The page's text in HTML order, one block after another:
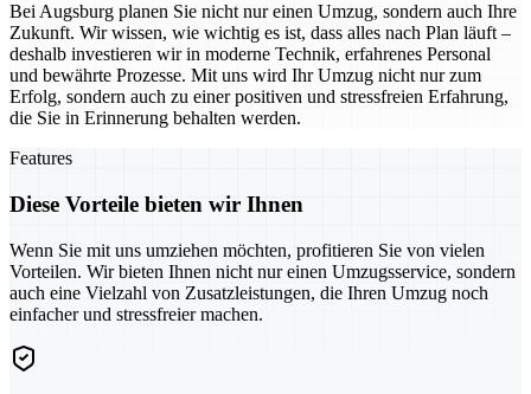
Bei Augsburg planen Sie nicht nur einen Umzug, sondern auch Ihre
Zukunft. Wir wissen, wie wichtig es ist, dass alles nach Plan läuft –
deshalb investieren wir in moderne Technik, erfahrenes Personal
und bewährte Prozesse. Mit uns wird Ihr Umzug nicht nur zum
Erfolg, sondern auch zu einer positiven und stressfreien Erfahrung,
die Sie in Erinnerung behalten werden.
Features
Diese Vorteile bieten wir Ihnen
Wenn Sie mit uns umziehen möchten, profitieren Sie von vielen
Vorteilen. Wir bieten Ihnen nicht nur einen Umzugsservice, sondern
auch eine Vielzahl von Zusatzleistungen, die Ihren Umzug noch
einfacher und stressfreier machen.